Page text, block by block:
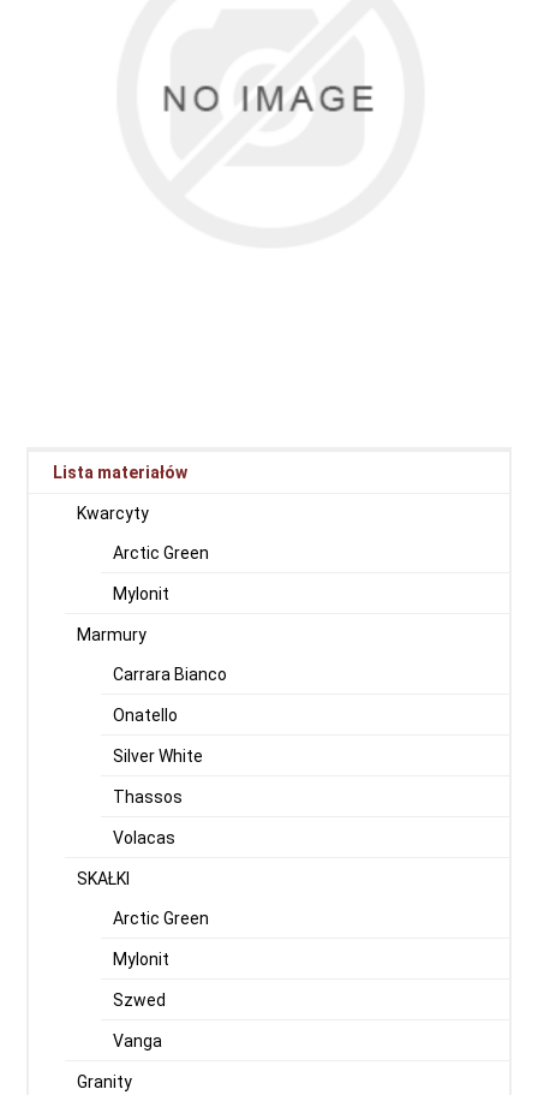
Lista materiałów
Kwarcyty
Arctic Green
Mylonit
Marmury
Carrara Bianco
Onatello
Silver White
Thassos
Volacas
SKAŁKI
Arctic Green
Mylonit
Szwed
Vanga
Granity